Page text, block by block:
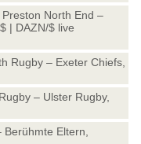
North End –
| DAZN/$ live
Rugby – Exeter Chiefs,
– Ulster Rugby,
Eltern,